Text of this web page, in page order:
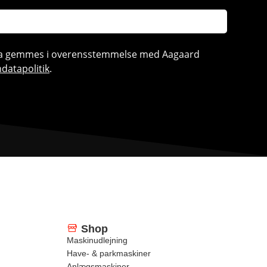
gemmes i overensstemmelse med Aagaard
.
Shop
Maskinudlejning
Have- & parkmaskiner